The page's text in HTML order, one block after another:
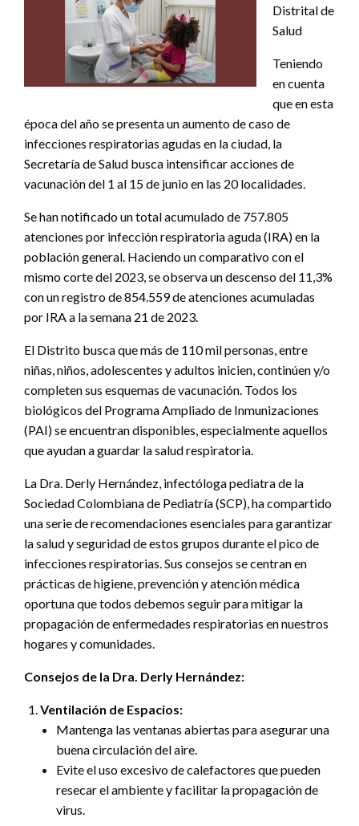
Distrital de
Salud
Teniendo
en cuenta
que en esta
época del año se presenta un aumento de caso de
infecciones respiratorias agudas en la ciudad, la
Secretaría de Salud busca intensificar acciones de
vacunación del 1 al 15 de junio en las 20 localidades.
Se han notificado un total acumulado de 757.805
atenciones por infección respiratoria aguda (IRA) en la
población general. Haciendo un comparativo con el
mismo corte del 2023, se observa un descenso del 11,3%
con un registro de 854.559 de atenciones acumuladas
por IRA a la semana 21 de 2023.
El Distrito busca que más de 110 mil personas, entre
niñas, niños, adolescentes y adultos inicien, continúen y/o
completen sus esquemas de vacunación. Todos los
biológicos del Programa Ampliado de Inmunizaciones
(PAI) se encuentran disponibles, especialmente aquellos
que ayudan a guardar la salud respiratoria.
La Dra. Derly Hernández, infectóloga pediatra de la
Sociedad Colombiana de Pediatría (SCP), ha compartido
una serie de recomendaciones esenciales para garantizar
la salud y seguridad de estos grupos durante el pico de
infecciones respiratorias. Sus consejos se centran en
prácticas de higiene, prevención y atención médica
oportuna que todos debemos seguir para mitigar la
propagación de enfermedades respiratorias en nuestros
hogares y comunidades.
Consejos de la Dra. Derly Hernández:
Ventilación de Espacios:
Mantenga las ventanas abiertas para asegurar una
buena circulación del aire.
Evite el uso excesivo de calefactores que pueden
resecar el ambiente y facilitar la propagación de
virus.